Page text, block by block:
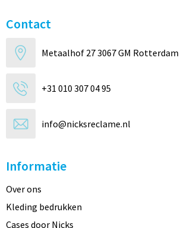
Contact
Metaalhof 27 3067 GM Rotterdam
+31 010 307 04 95
info@nicksreclame.nl
Informatie
Over ons
Kleding bedrukken
Cases door Nicks